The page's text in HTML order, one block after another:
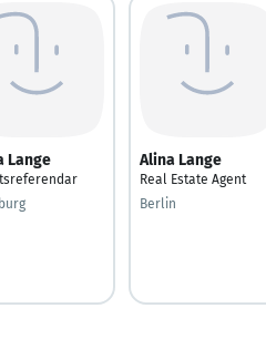
Lange Alina Lange
Real Estate Agent
Berlin